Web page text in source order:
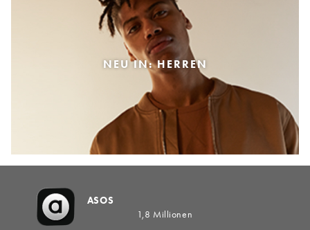
NEU IN: HERREN
ASOS
1,8 Millionen